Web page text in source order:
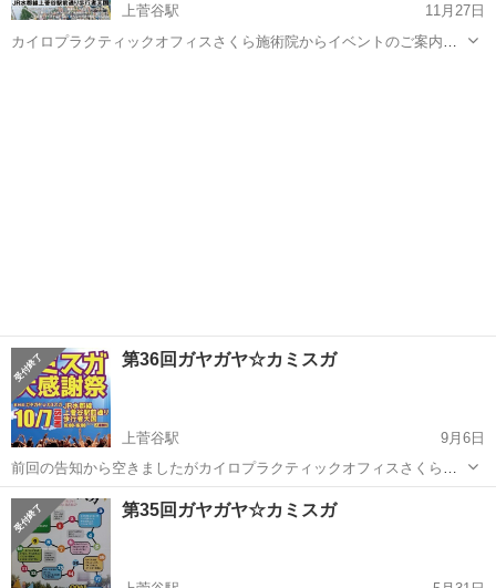
上菅谷駅
11月27日
カイロプラクティックオフィスさくら施術院からイベントのご案内で
第36回ガヤガヤ☆カミスガ
上菅谷駅
9月6日
前回の告知から空きましたがカイロプラクティックオフィスさくら施
術院から秋のイベントラッシュPART④です！♪( ´∀｀)人(´∀｀ )♪ 『第
36回ガヤガヤ☆カミスガ』にカイロプラクティック体験会として出店
させて頂きます🎉...
茨城 那珂市 上菅谷駅 その他 カイロプラクティック
第35回ガヤガヤ☆カミスガ